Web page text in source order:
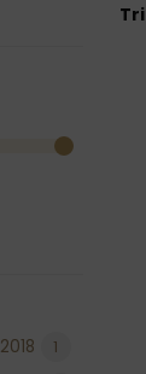
2018
1
Tri